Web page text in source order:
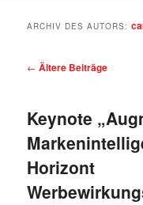
ARCHIV DES AUTORS:
Beitragsnavigation
← Ältere Beiträge
Keynote
Horizont